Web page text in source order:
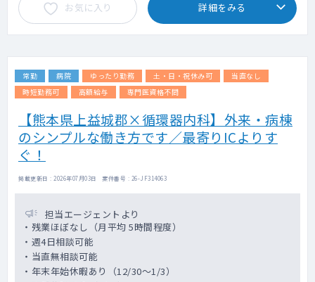
お気に入り 詳細をみる
常勤 病院 ゆったり勤務 土・日・祝休み可
当直なし
時短勤務可
高額給与 専門医資格不問
【熊本県上益城郡×循環器内科】外来・病棟
のシンプルな働き方です／最寄りICよりす
ぐ！
掲載更新日 : 2026年07月03日 案件番号 : 26-JF314063
担当エージェントより
・残業ほぼなし（月平均 5時間程度）
・週4日相談可能
・当直無相談可能
・年末年始休暇あり（12/30～1/3）